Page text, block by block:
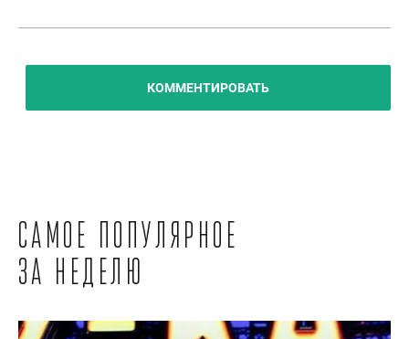
КОММЕНТИРОВАТЬ
Самое популярное
за неделю